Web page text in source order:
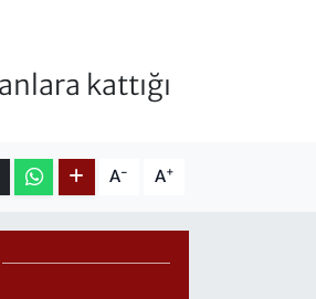
kattığı
A- A+